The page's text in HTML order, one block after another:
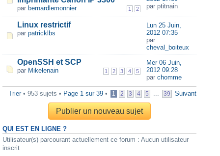
1 2
par bernardlemonnier
par ptitnain
Linux restrictif
par patricklbs
Lun 25 Juin,
2012 07:35
par
cheval_boiteux
OpenSSH et SCP
1 2 3 4 5
par Mikelenain
Mer 06 Juin,
2012 09:28
par chomme
Trier• 953 sujets • Page 1 sur 39 • 1 2 3 4 5 ... 39 Suivant
Publier un nouveau sujet
QUI EST EN LIGNE ?
Utilisateur(s) parcourant actuellement ce forum : Aucun utilisateur
inscrit